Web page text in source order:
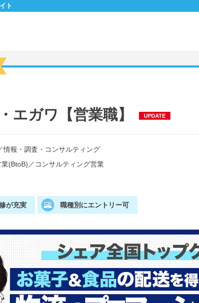
ト
エガワ【営業職】 UPDATE
情報・調査・コンサルティング
(BtoB) ／ コンサルティング営業
が充実 職種別にエントリー可